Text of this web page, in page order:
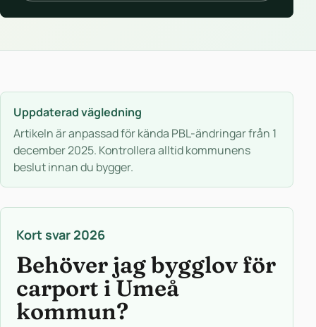
Uppdaterad vägledning
Artikeln är anpassad för kända PBL-ändringar från 1
december 2025. Kontrollera alltid kommunens
beslut innan du bygger.
Kort svar 2026
Behöver jag bygglov för
carport i Umeå
kommun?